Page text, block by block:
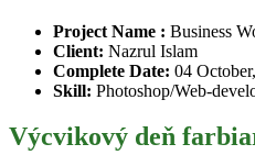
Project Name : Business
Client: Nazrul Islam
Complete Date: 04
Skill: Photoshop/Web-
Výcvikový deň